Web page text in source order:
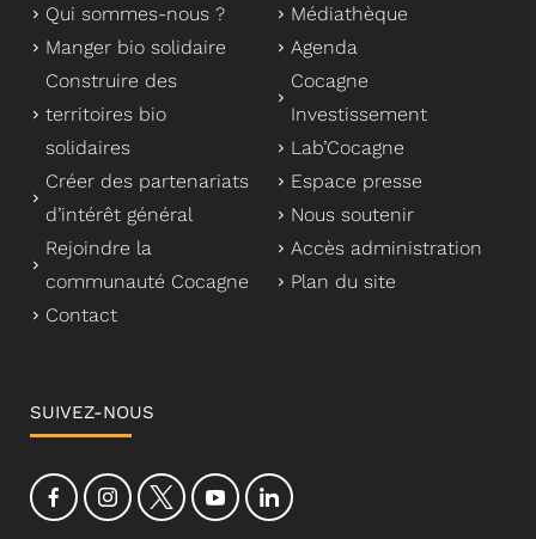
Qui sommes-nous ?
Manger bio solidaire
Construire des
territoires bio
solidaires
Créer des partenariats
d’intérêt général
Rejoindre la
communauté Cocagne
Contact
Médiathèque
Agenda
Cocagne
Investissement
Lab’Cocagne
Espace presse
Nous soutenir
Accès administration
Plan du site
SUIVEZ-NOUS